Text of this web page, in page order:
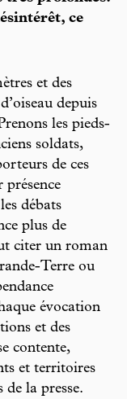
ce
et des
depuis
les pieds-
soldats,
de ces
débats
plus de
citer un roman
Terre ou
évocation
et des
contente,
et territoires
de la presse.